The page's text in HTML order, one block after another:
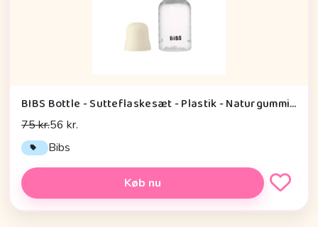
BIBS Bottle - Sutteflaskesæt - Plastik - Naturgummi/Slow Flow/Rund - 150ml - Ivory
75 kr.56 kr.
Bibs
Køb nu